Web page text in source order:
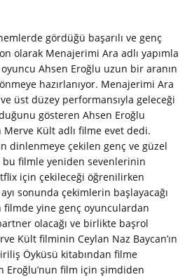
gördüğü başarılı ve genç
olarak Menajerimi Ara adlı yapımla
oyuncu Ahsen Eroğlu uzun bir aranın
hazırlanıyor. Menajerimi Ara
üst düzey performansıyla geleceği
gösteren Ahsen Eroğlu
Kült adlı filme evet dedi.
dinlenmeye çekilen genç ve güzel
filmle yeniden sevenlerinin
için çekileceği öğrenilirken
sonunda çekimlerin başlayacağı
yine genç oyunculardan
olacağı ve birlikte başrol
Kült filminin Ceylan Naz Baycan’ın
Öyküsü kitabından filme
Eroğlu’nun film için şimdiden